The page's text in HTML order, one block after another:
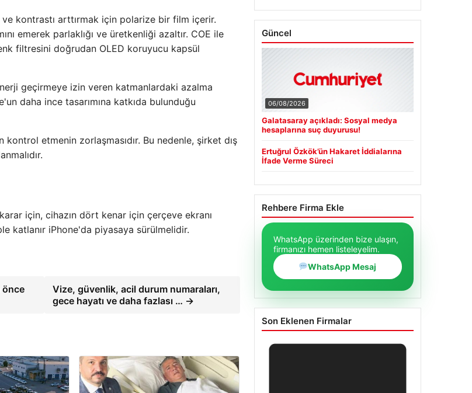
kontrastı arttırmak için polarize bir film içerir.
emerek parlaklığı ve üretkenliği azaltır. COE ile
filtresini doğrudan OLED koruyucu kapsül
geçirmeye izin veren katmanlardaki azalma
daha ince tasarımına katkıda bulunduğu
etmenin zorlaşmasıdır. Bu nedenle, şirket dış
için, cihazın dört kenar için çerçeve ekranı
katlanır iPhone'da piyasaya sürülmelidir.
önce
Vize, güvenlik, acil durum numaraları,
gece hayatı ve daha fazlası … →
Güncel
06/08/2026
Galatasaray açıkladı: Sosyal medya
hesaplarına suç duyurusu!
Ertuğrul Özkök’ün Hakaret İddialarına
İfade Verme Süreci
Rehbere Firma Ekle
WhatsApp üzerinden bize ulaşın,
firmanızı hemen listeleyelim.
WhatsApp Mesaj
Son Eklenen Firmalar